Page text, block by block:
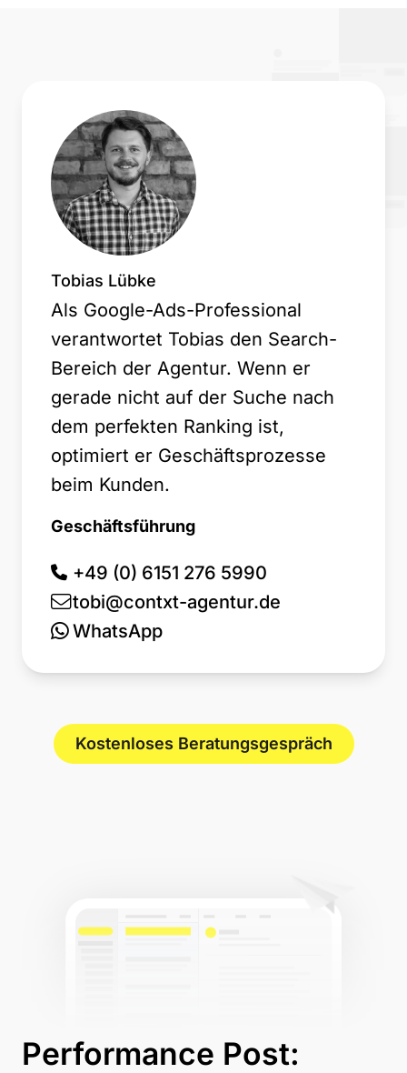
Tobias Lübke
Als Google-Ads-Professional
verantwortet Tobias den Search-
Bereich der Agentur. Wenn er
gerade nicht auf der Suche nach
dem perfekten Ranking ist,
optimiert er Geschäftsprozesse
beim Kunden.
Geschäftsführung
+49 (0) 6151 276 5990
tobi@contxt-agentur.de
WhatsApp
Kostenloses Beratungsgespräch
Performance Post: